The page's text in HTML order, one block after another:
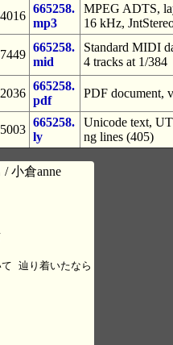
665258.
mp3
MPEG ADTS,
16 kHz,
665258.
mid
Standard MIDI
4 tracks at 1/384
665258.
pdf
PDF document,
665258.
ly
Unicode text,
ng lines (405)
小倉anne
辿り着いたなら